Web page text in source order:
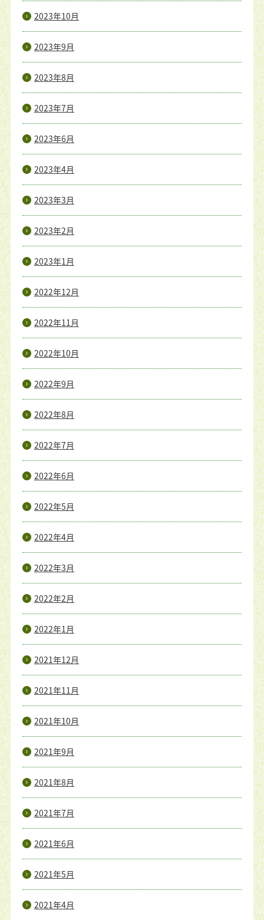
2023年10月
2023年9月
2023年8月
2023年7月
2023年6月
2023年4月
2023年3月
2023年2月
2023年1月
2022年12月
2022年11月
2022年10月
2022年9月
2022年8月
2022年7月
2022年6月
2022年5月
2022年4月
2022年3月
2022年2月
2022年1月
2021年12月
2021年11月
2021年10月
2021年9月
2021年8月
2021年7月
2021年6月
2021年5月
2021年4月